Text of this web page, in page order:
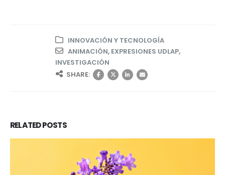
INNOVACIÓN Y TECNOLOGÍA
ANIMACIÓN, EXPRESIONES UDLAP,
INVESTIGACIÓN
SHARE:
RELATEDPOSTS